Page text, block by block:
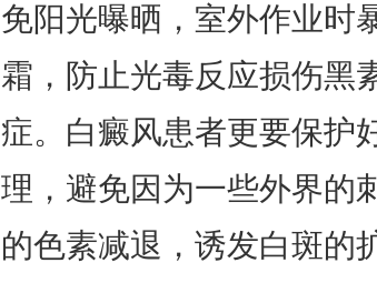
免阳光曝晒，室外作业时
霜，防止光毒反应损伤黑
症。白癜风患者更要保护
理，避免因为一些外界的
的色素减退，诱发白斑的